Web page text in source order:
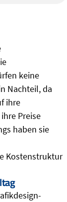
keine
Nachteil, da
ihre
Preise
haben sie
Kostenstruktur